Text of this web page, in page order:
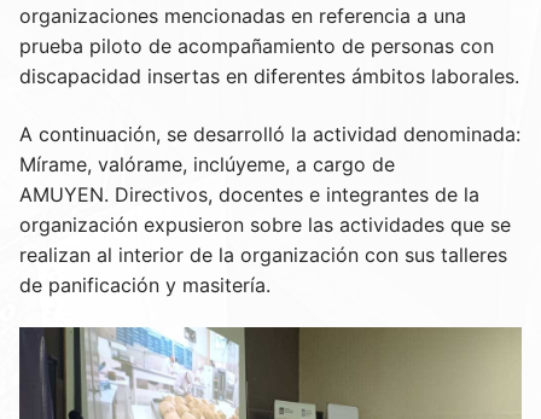
organizaciones mencionadas en referencia a una
prueba piloto de acompañamiento de personas con
discapacidad insertas en diferentes ámbitos laborales.
A continuación, se desarrolló la actividad denominada:
Mírame, valórame, inclúyeme, a cargo de
AMUYEN. Directivos, docentes e integrantes de la
organización expusieron sobre las actividades que se
realizan al interior de la organización con sus talleres
de panificación y masitería.